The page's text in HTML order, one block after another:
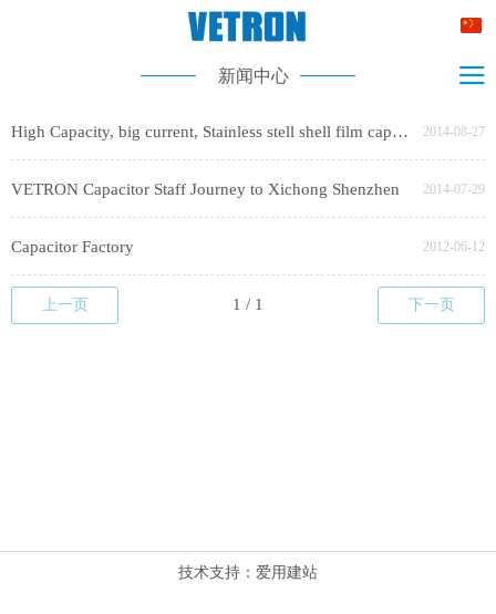
新闻中心
High Capacity, big current, Stainless stell shell film capacitor 2014-08-27
VETRON Capacitor Staff Journey to Xichong Shenzhen 2014-07-29
Capacitor Factory 2012-06-12
上一页 下一页
技术支持： 爱用建站